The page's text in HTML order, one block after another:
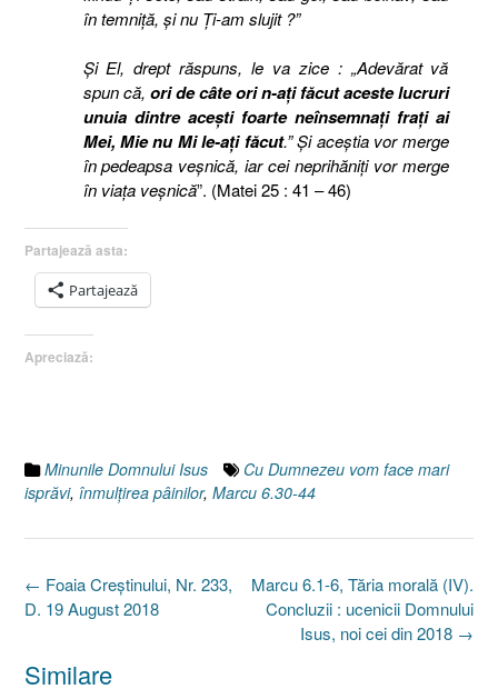
în temniţă, şi nu Ţi-am slujit ?”
Şi El, drept răspuns, le va zice : „Adevărat vă
spun că, ori de câte ori n-aţi făcut aceste lucruri
unuia dintre aceşti foarte neînsemnaţi fraţi ai
Mei, Mie nu Mi le-aţi făcut.” Şi aceştia vor merge
în pedeapsa veşnică, iar cei neprihăniţi vor merge
în viaţa veşnică”. (Matei 25 : 41 – 46)
Partajează asta:
Partajează
Apreciază:
Minunile Domnului Isus
Cu Dumnezeu vom face mari
isprăvi, înmulţirea pâinilor, Marcu 6.30-44
Post
navigation
Marcu 6.1-6, Tăria morală (IV).
Concluzii : ucenicii Domnului
Isus, noi cei din 2018 →
← Foaia Creştinului, Nr. 233,
D. 19 August 2018
Similare